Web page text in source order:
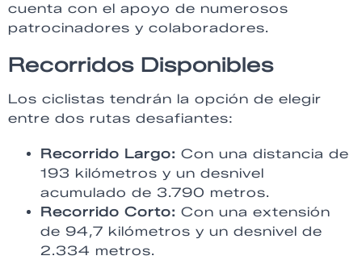
cuenta con el apoyo de numerosos
patrocinadores y colaboradores.
Recorridos Disponibles
Los ciclistas tendrán la opción de elegir
entre dos rutas desafiantes:
Recorrido Largo: Con una distancia de
193 kilómetros y un desnivel
acumulado de 3.790 metros.
Recorrido Corto: Con una extensión
de 94,7 kilómetros y un desnivel de
2.334 metros.